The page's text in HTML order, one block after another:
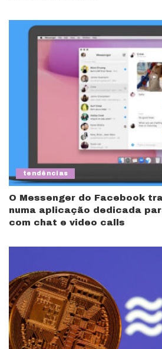
tendências
O Messenger do Facebook
numa aplicação dedicada
com chat e video calls